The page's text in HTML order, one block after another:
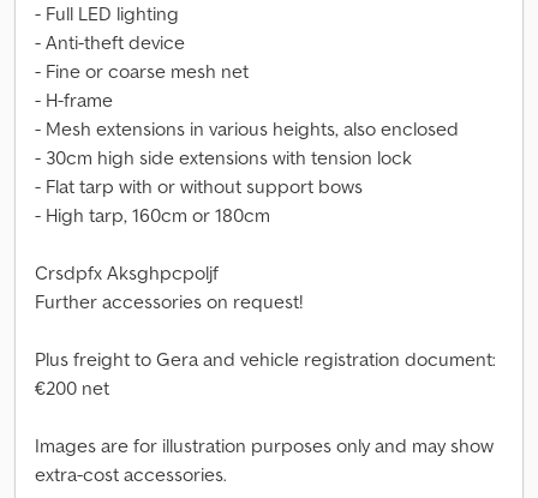
- Full LED lighting
- Anti-theft device
- Fine or coarse mesh net
- H-frame
- Mesh extensions in various heights, also enclosed
- 30cm high side extensions with tension lock
- Flat tarp with or without support bows
- High tarp, 160cm or 180cm
Crsdpfx Aksghpcpoljf
Further accessories on request!
Plus freight to Gera and vehicle registration document:
€200 net
Images are for illustration purposes only and may show
extra-cost accessories.